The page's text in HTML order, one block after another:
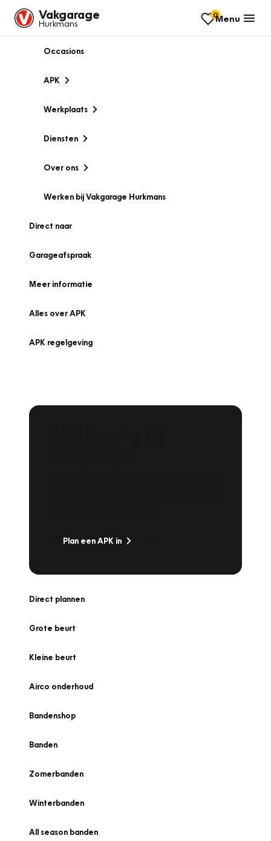
Vakgarage
Hurkmans
0Menu
Occasions
APK
Werkplaats
Diensten
Over ons
Werken bij Vakgarage Hurkmans
Direct naar
Garageafspraak
Meer informatie
Alles over APK
APK regelgeving
Plan een APK in
Direct plannen
Grote beurt
Kleine beurt
Airco onderhoud
Bandenshop
Banden
Zomerbanden
Winterbanden
All season banden